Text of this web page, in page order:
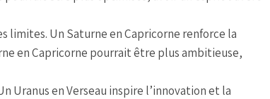
Un Saturne en Capricorne renforce la
en Capricorne pourrait être plus ambitieuse,
Uranus en Verseau inspire l’innovation et la